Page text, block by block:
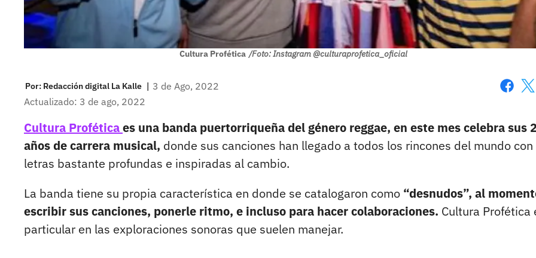
Cultura Profética /Foto: Instagram @culturaprofetica_oficial
Por: Redacción digital La Kalle | 3 de Ago, 2022
Actualizado: 3 de ago, 2022
Cultura Proféticaes una banda puertorriqueña del género reggae, en este mes celebra sus
años de carrera musical, donde sus canciones han llegado a todos los rincones del mundo con
letras bastante profundas e inspiradas al cambio.
La banda tiene su propia característica en donde se catalogaron como “desnudos”, al
escribir sus canciones, ponerle ritmo, e incluso para hacer colaboraciones. Cultura Profética
particular en las exploraciones sonoras que suelen manejar.